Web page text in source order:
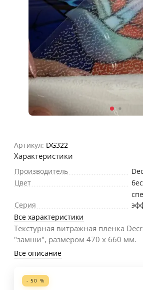
Артикул: DG322
Характеристики
Производитель
Цвет
Серия
Все характеристики
Текстурная витражная пленка
"замши", размером 470 х 660 мм.
Все описание
- 50 %